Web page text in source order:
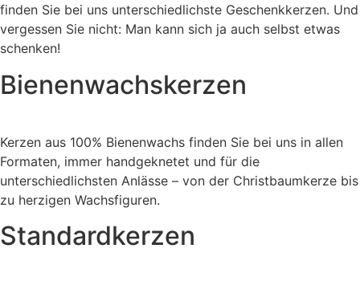
finden Sie bei uns unterschiedlichste Geschenkkerzen. Und
vergessen Sie nicht: Man kann sich ja auch selbst etwas
schenken!
Bienenwachskerzen
Kerzen aus 100% Bienenwachs finden Sie bei uns in allen
Formaten, immer handgeknetet und für die
unterschiedlichsten Anlässe – von der Christbaumkerze bis
zu herzigen Wachsfiguren.
Standardkerzen